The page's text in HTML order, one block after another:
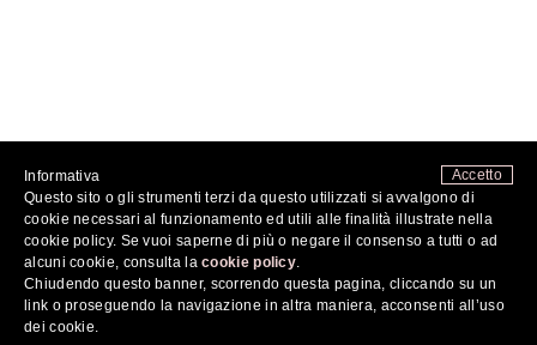
FOLLOW ME
2026 ©COSA MI METTO???DI FABRIZIA SPINELLI - TUTTI I DIRITTI RISERVATI - P.IVA
07676731214
PRIVACY POLICY| COOKIE POLICY
Accetto
Informativa
Questo sito o gli strumenti terzi da questo utilizzati si avvalgono di
cookie necessari al funzionamento ed utili alle finalità illustrate nella
cookie policy. Se vuoi saperne di più o negare il consenso a tutti o ad
alcuni cookie, consulta lacookie policy.
Chiudendo questo banner, scorrendo questa pagina, cliccando su un
link o proseguendo la navigazione in altra maniera, acconsenti all’uso
dei cookie.